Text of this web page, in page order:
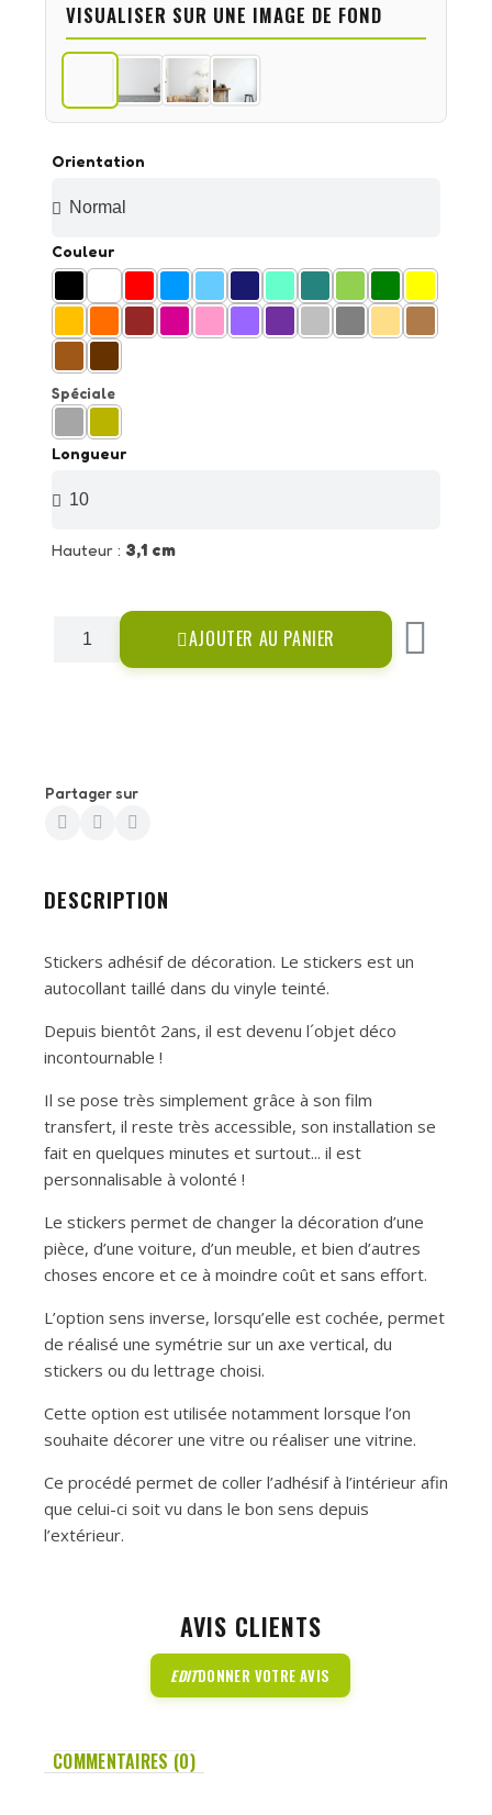
Orientation
Couleur
Spéciale
Longueur
Hauteur : 3,1 cm
AJOUTER AU PANIER
Partager sur
VISUALISER SUR UNE IMAGE DE FOND
DESCRIPTION
Stickers adhésif de décoration. Le stickers est un
autocollant taillé dans du vinyle teinté.
Depuis bientôt 2ans, il est devenu l´objet déco
incontournable !
Il se pose très simplement grâce à son film
transfert, il reste très accessible, son installation se
fait en quelques minutes et surtout... il est
personnalisable à volonté !
Le stickers permet de changer la décoration d’une
pièce, d’une voiture, d’un meuble, et bien d’autres
choses encore et ce à moindre coût et sans effort.
L’option sens inverse, lorsqu’elle est cochée, permet
de réalisé une symétrie sur un axe vertical, du
stickers ou du lettrage choisi.
Cette option est utilisée notamment lorsque l’on
souhaite décorer une vitre ou réaliser une vitrine.
Ce procédé permet de coller l’adhésif à l’intérieur afin
que celui-ci soit vu dans le bon sens depuis
l’extérieur.
AVIS CLIENTS
EDITDONNER VOTRE AVIS
COMMENTAIRES (0)